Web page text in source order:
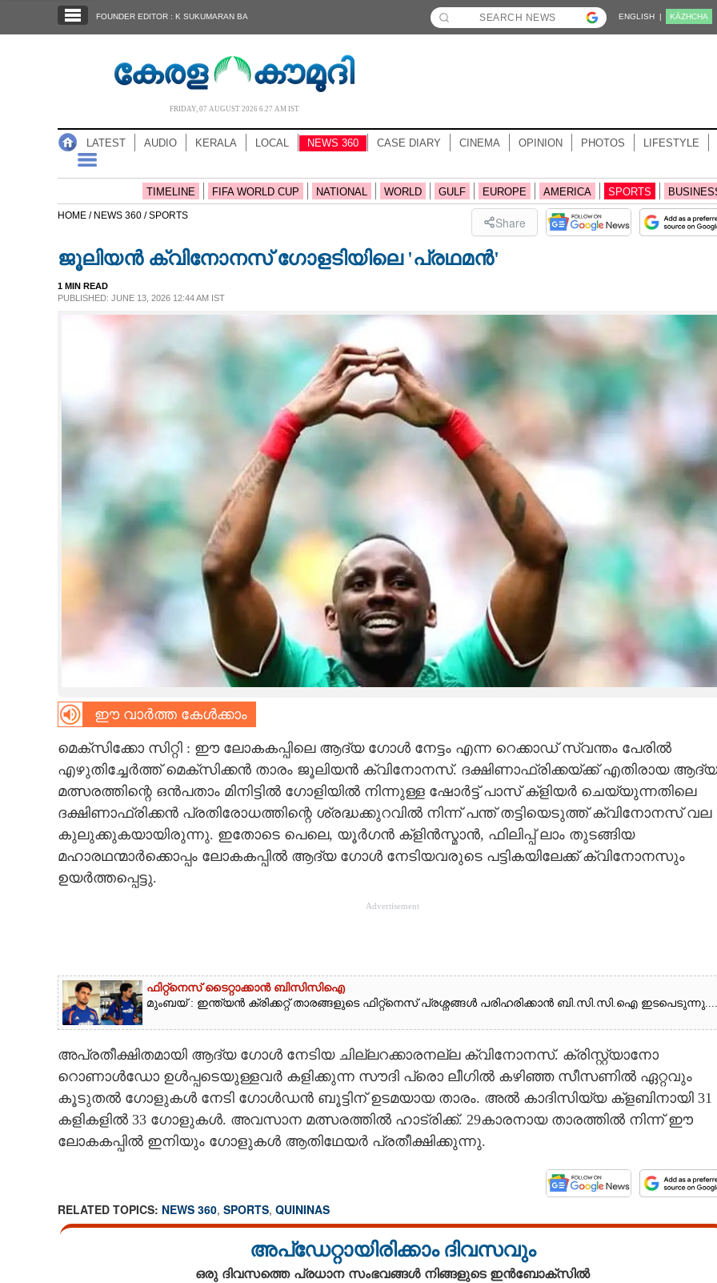
NOTIFIED NEWS
CARTOONS
LITERATURE
CONTACT US
FOUNDER EDITOR : K SUKUMARAN BA ENGLISH | KĀZHCHA
FRIDAY, 07 AUGUST 2026 6.27 AM IST
LATEST AUDIO KERALA LOCAL NEWS 360 CASE DIARY CINEMA OPINION PHOTOS LIFESTYLE
TIMELINE FIFA WORLD CUP NATIONAL WORLD GULF EUROPE AMERICA SPORTS
HOME / NEWS 360 /SPORTS Share
ജൂലിയൻ ക്വിനോനസ് ഗോളടിയിലെ 'പ്രഥമൻ'
1 MIN READ
PUBLISHED: JUNE 13, 2026 12:44 AM IST
ഈ വാർത്ത കേൾക്കാം
മെക്സിക്കോ സിറ്റി : ഈ ലോകകപ്പിലെ ആദ്യ ഗോൾ നേട്ടം എന്ന റെക്കാഡ് സ്വന്തം പേരിൽ
എഴുതിച്ചേർത്ത് മെക്സിക്കൻ താരം ജൂലിയൻ ക്വിനോനസ്. ദക്ഷിണാഫ്രിക്കയ്ക്ക് എതിരായ ആദ്യ
മത്സരത്തിന്റെ ഒൻപതാം മിനിട്ടിൽ ഗോളിയിൽ നിന്നുള്ള ഷോർട്ട് പാസ് ക്ളിയർ ചെയ്യുന്നതിലെ
ദക്ഷിണാഫ്രിക്കൻ പ്രതിരോധത്തിന്റെ ശ്രദ്ധക്കുറവിൽ നിന്ന് പന്ത് തട്ടിയെടുത്ത് ക്വിനോനസ് വല
കുലുക്കുകയായിരുന്നു. ഇതോടെ പെലെ, യൂർഗൻ ക്ളിൻസ്മാൻ, ഫിലിപ്പ് ലാം തുടങ്ങിയ
മഹാരഥന്മാർക്കൊപ്പം ലോകകപ്പിൽ ആദ്യ ഗോൾ നേടിയവരുടെ പട്ടികയിലേക്ക് ക്വിനോനസും
ഉയർത്തപ്പെട്ടു.
Advertisement
ഫിറ്റ്നെസ് ടൈറ്റാക്കാൻ ബിസിസിഐ
മുംബയ് : ഇന്ത്യൻ ക്രിക്കറ്റ് താരങ്ങളുടെ ഫിറ്റ്നെസ് പ്രശ്നങ്ങൾ പരിഹരിക്കാൻ ബി.സി.സി.ഐ ഇടപെടുന്നു....
അപ്രതീക്ഷിതമായി ആദ്യ ഗോൾ നേടിയ ചില്ലറക്കാരനല്ല ക്വിനോനസ്. ക്രിസ്റ്റ്യാനോ
റൊണാൾഡോ ഉൾപ്പടെയുള്ളവർ കളിക്കുന്ന സൗദി പ്രൊ ലീഗിൽ കഴിഞ്ഞ സീസണിൽ ഏറ്റവും
കൂടുതൽ ഗോളുകൾ നേടി ഗോൾഡൻ ബൂട്ടിന് ഉടമയായ താരം. അൽ കാദിസിയ്യ ക്ളബിനായി 31
കളികളിൽ 33 ഗോളുകൾ. അവസാന മത്സരത്തിൽ ഹാട്രിക്ക്. 29കാരനായ താരത്തിൽ നിന്ന് ഈ
ലോകകപ്പിൽ ഇനിയും ഗോളുകൾ ആതിഥേയർ പ്രതീക്ഷിക്കുന്നു.
RELATED TOPICS: NEWS 360, SPORTS, QUININAS
അപ്ഡേറ്റായിരിക്കാം ദിവസവും
ഒരു ദിവസത്തെ പ്രധാന സംഭവങ്ങൾ നിങ്ങളുടെ ഇൻബോക്സിൽ